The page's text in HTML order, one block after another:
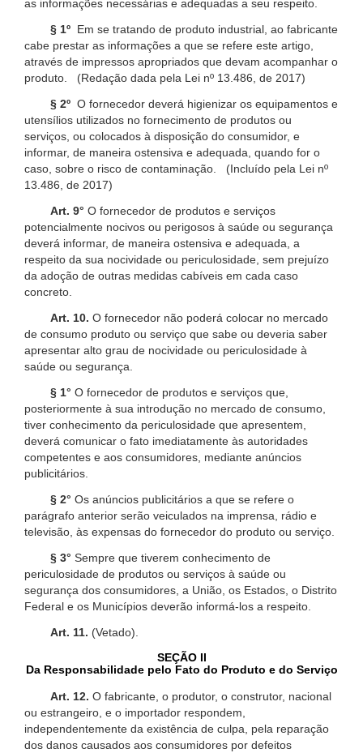
as informações necessárias e adequadas a seu respeito.
§ 1º Em se tratando de produto industrial, ao fabricante
cabe prestar as informações a que se refere este artigo,
através de impressos apropriados que devam acompanhar o
produto. (Redação dada pela Lei nº 13.486, de 2017)
§ 2º O fornecedor deverá higienizar os equipamentos e
utensílios utilizados no fornecimento de produtos ou
serviços, ou colocados à disposição do consumidor, e
informar, de maneira ostensiva e adequada, quando for o
caso, sobre o risco de contaminação. (Incluído pela Lei nº
13.486, de 2017)
Art. 9° O fornecedor de produtos e serviços
potencialmente nocivos ou perigosos à saúde ou segurança
deverá informar, de maneira ostensiva e adequada, a
respeito da sua nocividade ou periculosidade, sem prejuízo
da adoção de outras medidas cabíveis em cada caso
concreto.
Art. 10. O fornecedor não poderá colocar no mercado
de consumo produto ou serviço que sabe ou deveria saber
apresentar alto grau de nocividade ou periculosidade à
saúde ou segurança.
§ 1° O fornecedor de produtos e serviços que,
posteriormente à sua introdução no mercado de consumo,
tiver conhecimento da periculosidade que apresentem,
deverá comunicar o fato imediatamente às autoridades
competentes e aos consumidores, mediante anúncios
publicitários.
§ 2° Os anúncios publicitários a que se refere o
parágrafo anterior serão veiculados na imprensa, rádio e
televisão, às expensas do fornecedor do produto ou serviço.
§ 3° Sempre que tiverem conhecimento de
periculosidade de produtos ou serviços à saúde ou
segurança dos consumidores, a União, os Estados, o Distrito
Federal e os Municípios deverão informá-los a respeito.
Art. 11. (Vetado).
SEÇÃO II
Da Responsabilidade pelo Fato do Produto e do Serviço
Art. 12. O fabricante, o produtor, o construtor, nacional
ou estrangeiro, e o importador respondem,
independentemente da existência de culpa, pela reparação
dos danos causados aos consumidores por defeitos